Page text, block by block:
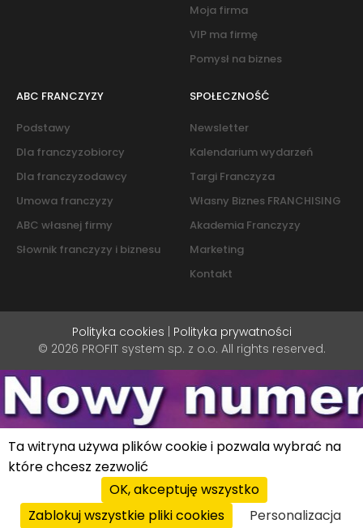
Moja firma
VIP ma firmę
Pomysł na biznes
ABC FRANCZYZY
Podstawy
Dla franczyzobiorcy
Dla franczyzodawcy
Umowa franczyzy
ABC własnej firmy
Słownik franczyzy i biznesu
SPOŁECZNOŚĆ
Newsletter
Kalendarium wydarzeń
Targi Franczyza
Własny Biznes FRANCHISING
Akademia Franczyzy
Marketing
Kontakt
Polityka cookies
Polityka prywatności
© 2026 PROFIT system sp. z o.o. All rights reserved.
Ta witryna używa plików cookie i pozwala wybrać na
które chcesz zezwolić
OK, akceptuję wszystko
Zablokuj wszystkie pliki cookies
Personalizacja